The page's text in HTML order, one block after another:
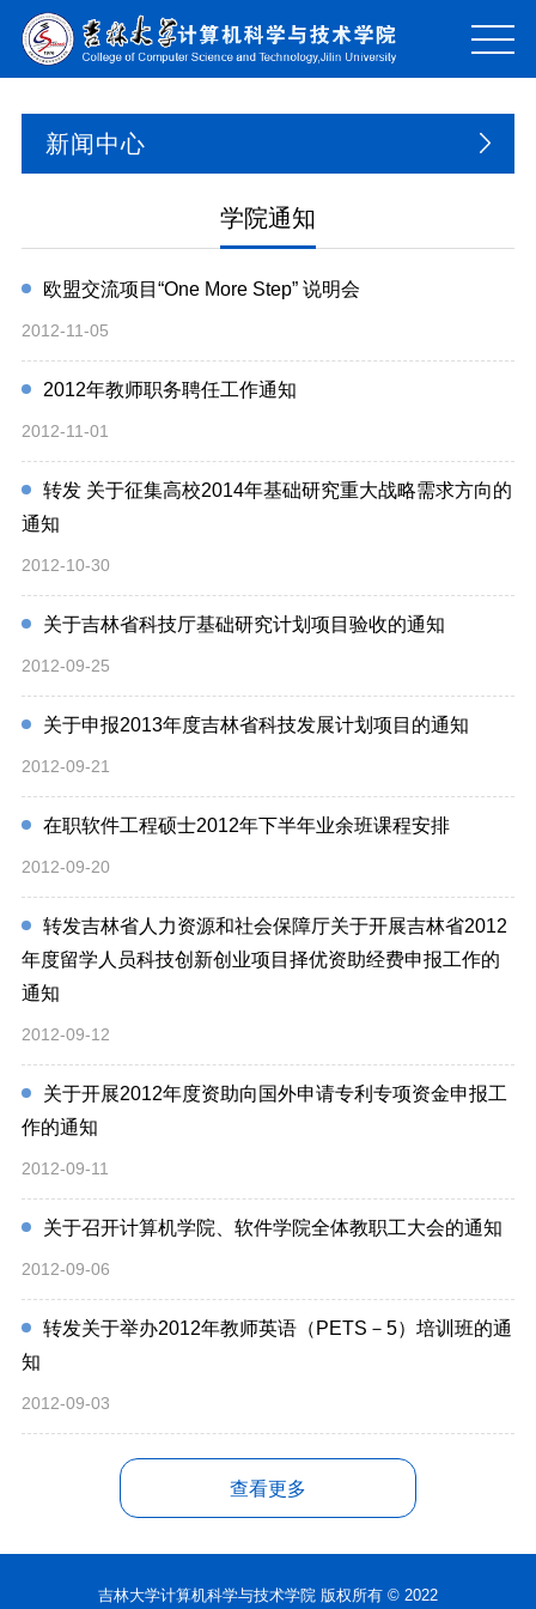
新闻中心
学院通知
欧盟交流项目“One More Step” 说明会
2012-11-05
2012年教师职务聘任工作通知
2012-11-01
转发 关于征集高校2014年基础研究重大战略需求方向的
通知
2012-10-30
关于吉林省科技厅基础研究计划项目验收的通知
2012-09-25
关于申报2013年度吉林省科技发展计划项目的通知
2012-09-21
在职软件工程硕士2012年下半年业余班课程安排
2012-09-20
转发吉林省人力资源和社会保障厅关于开展吉林省2012
年度留学人员科技创新创业项目择优资助经费申报工作的
通知
2012-09-12
关于开展2012年度资助向国外申请专利专项资金申报工
作的通知
2012-09-11
关于召开计算机学院、软件学院全体教职工大会的通知
2012-09-06
转发关于举办2012年教师英语（PETS－5）培训班的通
知
2012-09-03
查看更多
吉林大学计算机科学与技术学院 版权所有 © 2022